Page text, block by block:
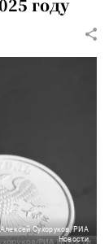
году
Сухоруков/РИА
Новости